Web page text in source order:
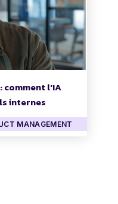
comment l'IA
internes
MANAGEMENT